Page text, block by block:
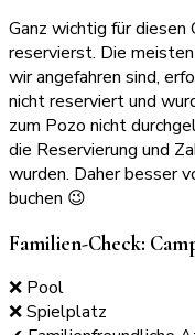
Ganz wichtig für
reservierst. Die
wir angefahren sind,
nicht reserviert und
zum Pozo nicht
die Reservierung und
wurden. Daher besser
buchen 😉
Familien-Check:
❌ Pool
❌ Spielplatz